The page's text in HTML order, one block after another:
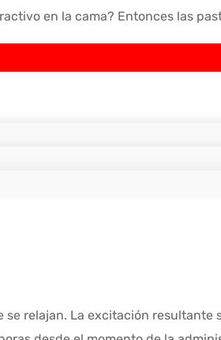
en la cama? Entonces las
relajan. La excitación resultante